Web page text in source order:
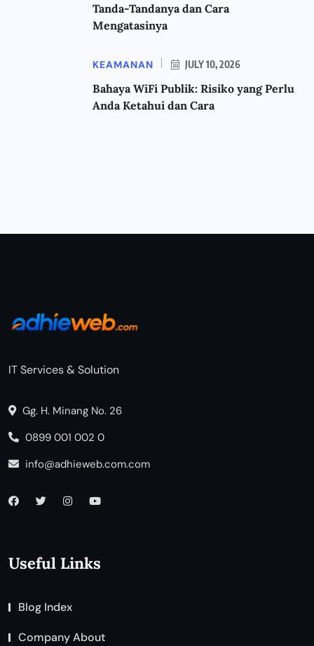
Tanda-Tandanya dan Cara
Mengatasinya
KEAMANAN JULY 10, 2026
Bahaya WiFi Publik: Risiko yang Perlu
Anda Ketahui dan Cara
IT Services & Solution
Gg. H. Minang No. 26
0899 001 002 0
info@adhieweb.com.com
Useful Links
Blog Index
Company About